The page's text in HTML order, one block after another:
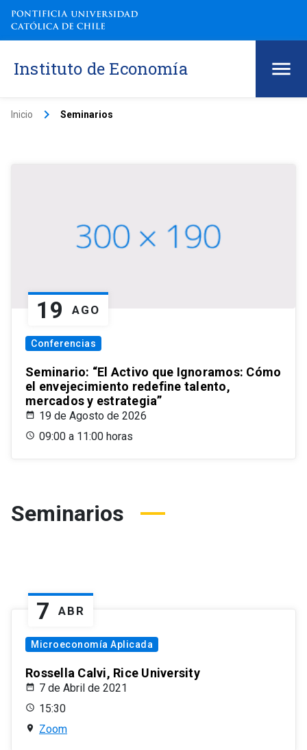
Instituto de Economía
Inicio keyboard_arrow_right Seminarios
19 AGO
Conferencias
Seminario: “El Activo que Ignoramos: Cómo
el envejecimiento redefine talento,
mercados y estrategia”
19 de Agosto de 2026
09:00 a 11:00 horas
Seminarios
7 ABR
Microeconomía Aplicada
Rossella Calvi, Rice University
7 de Abril de 2021
15:30
Zoom